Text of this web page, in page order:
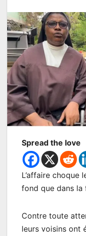
Spread the love
L’affaire choque
fond que dans la
Contre toute
leurs voisins ont